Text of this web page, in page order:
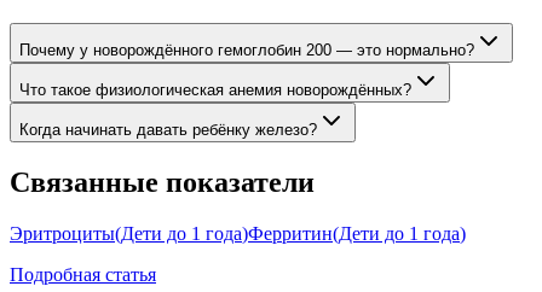
Почему у новорождённого гемоглобин 200 — это нормально?
Что такое физиологическая анемия новорождённых?
Когда начинать давать ребёнку железо?
Связанные показатели
Эритроциты(Дети до 1 года)Ферритин(Дети до 1 года)
Подробная статья